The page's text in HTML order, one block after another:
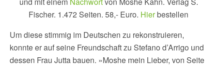
Fischer. 1.472 Seiten. 58,- Euro. Hierbestellen
Um diese stimmig im Deutschen zu rekonstruieren,
konnte er auf seine Freundschaft zu Stefano d’Arrigo und
dessen Frau Jutta bauen. »Moshe mein Lieber, von Seite